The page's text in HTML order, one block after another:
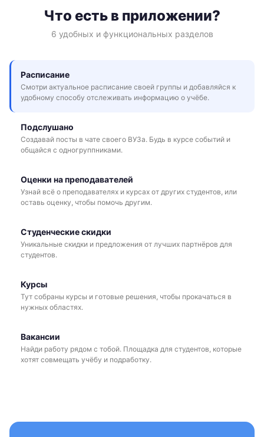
Что есть в приложении?
6 удобных и функциональных разделов
Расписание
Смотри актуальное расписание своей группы и добавляйся к
удобному способу отслеживать информацию о учёбе.
Подслушано
Создавай посты в чате своего ВУЗа. Будь в курсе событий и
общайся с одногруппниками.
Оценки на преподавателей
Узнай всё о преподавателях и курсах от других студентов, или
оставь оценку, чтобы помочь другим.
Студенческие скидки
Уникальные скидки и предложения от лучших партнёров для
студентов.
Курсы
Тут собраны курсы и готовые решения, чтобы прокачаться в
нужных областях.
Вакансии
Найди работу рядом с тобой. Площадка для студентов, которые
хотят совмещать учёбу и подработку.